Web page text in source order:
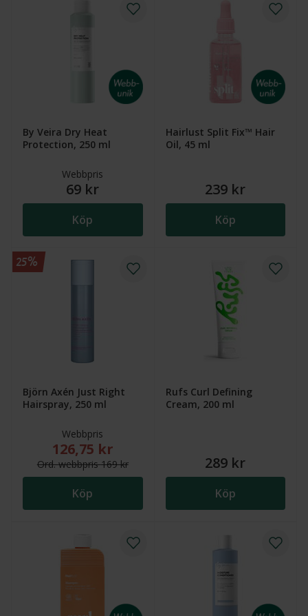
By Veira Dry Heat
Protection, 250 ml
Webbpris
69 kr
Köp
Hairlust Split Fix™ Hair
Oil, 45 ml
239 kr
Köp
Björn Axén Just Right
Hairspray, 250 ml
Webbpris
Nytt reducerat pris: 126,75 kr. Ordinarie webbpris
126,75 kr
Ord.webbpris169 kr
Köp
25%
Rufs Curl Defining
Cream, 200 ml
289 kr
Köp